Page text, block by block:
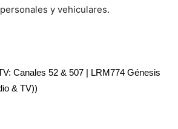
y vehiculares.
Canales 52 & 507 | LRM774 Génesis
& TV))